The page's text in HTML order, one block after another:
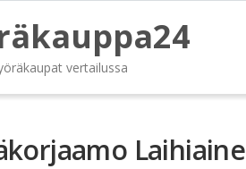
vertailussa